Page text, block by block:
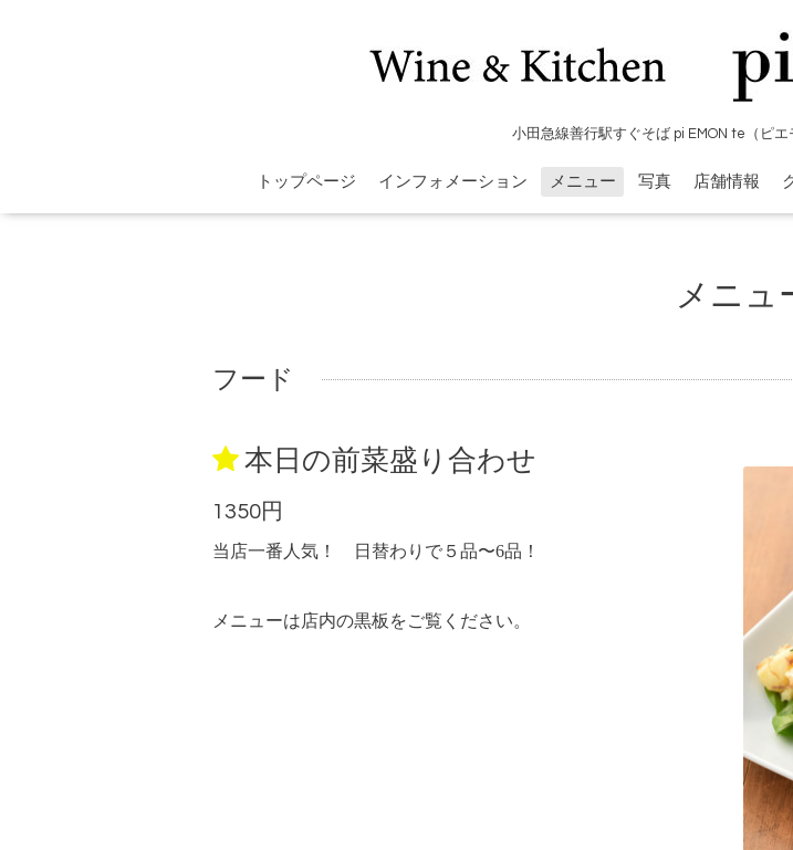
小田急線善行駅すぐそば pi EMON te（ピ
トップページ インフォメーション メニュー 写真 店舗情報
メニュ
フード
本日の前菜盛り合わせ
1350円
当店一番人気！ 日替わりで５品〜6品！
メニューは店内の黒板をご覧ください。